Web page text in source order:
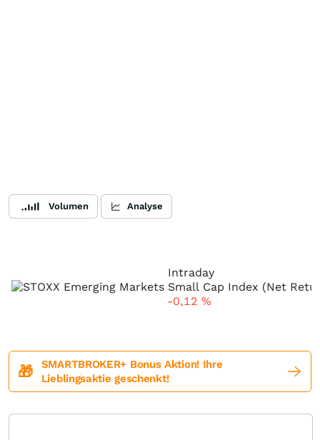
Volumen Analyse
Intraday
-0,12 %
🎁
SMARTBROKER+ Bonus Aktion! Ihre
Lieblingsaktie geschenkt!